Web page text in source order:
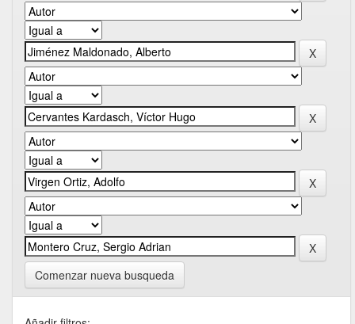
Comenzar nueva busqueda